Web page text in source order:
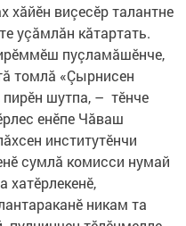
хăйӗн виçесӗр талантне
уçăмлăн кăтартать.
пуçламăшӗнче,
томлă «Çырнисен
пирӗн шутпа, – тӗнче
енӗпе Чăваш
институтӗнчи
сумлă комисси нумай
хатӗрлекенӗ,
никам та